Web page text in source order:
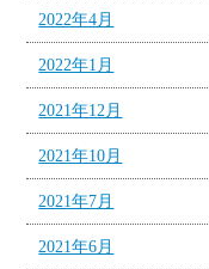
2022年4月
2022年1月
2021年12月
2021年10月
2021年7月
2021年6月